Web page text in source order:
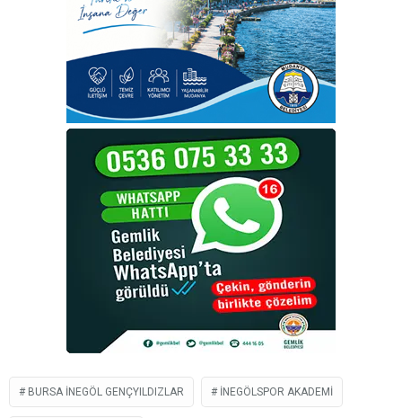
BURSA İNEGÖL GENÇYILDIZLAR İNEGÖLSPOR AKADEMI